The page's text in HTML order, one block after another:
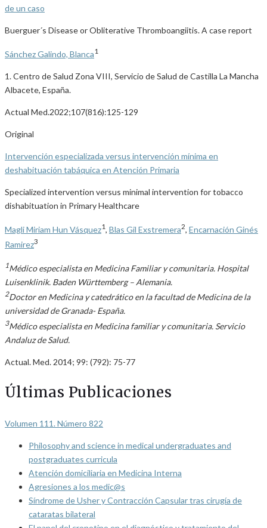
de un caso
Buerguer´s Disease or Obliterative Thromboangiitis. A case report
Sánchez Galindo, Blanca1
1. Centro de Salud Zona VIII, Servicio de Salud de Castilla La Mancha
Albacete, España.
Actual Med.2022;107(816):125-129
Original
Intervención especializada versus intervención mínima en
deshabituación tabáquica en Atención Primaria
Specialized intervention versus minimal intervention for tobacco
dishabituation in Primary Healthcare
Magli Miriam Hun Vásquez1 Blas Gil Exstremera2 Encarnación Ginés
Ramirez3
1Médico especialista en Medicina Familiar y comunitaria. Hospital
Luisenklinik. Baden Württemberg – Alemania.
2Doctor en Medicina y catedrático en la facultad de Medicina de la
universidad de Granada- España.
3Médico especialista en Medicina familiar y comunitaria. Servicio
Andaluz de Salud.
Actual. Med. 2014; 99: (792): 75-77
Últimas Publicaciones
Volumen 111. Número 822
Philosophy and science in medical undergraduates and
postgraduates curricula
Atención domiciliaria en Medicina Interna
Agresiones a los medic@s
Síndrome de Usher y Contracción Capsular tras cirugía de
cataratas bilateral